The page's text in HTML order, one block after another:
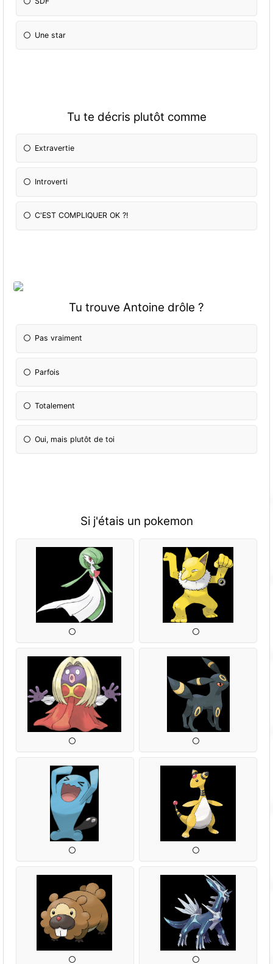
Une star
Tu te décris plutôt comme
Extravertie
Introverti
C'EST COMPLIQUER OK ?!
Tu trouve Antoine drôle ?
Pas vraiment
Parfois
Totalement
Oui, mais plutôt de toi
Si j'étais un pokemon